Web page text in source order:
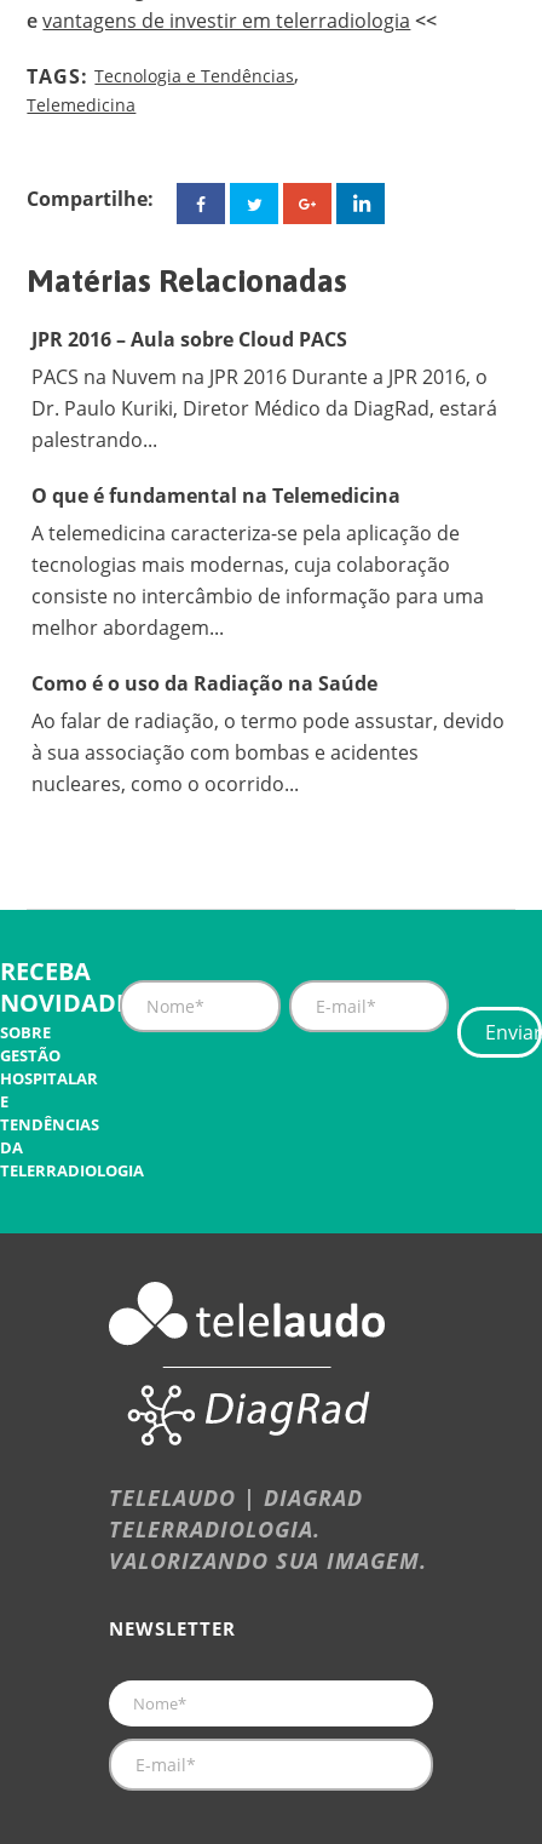
evantagens de investir em telerradiologia <<
TAGS: Tecnologia e Tendências,
Telemedicina
Compartilhe: FacebookTwitterGoogle+
Matérias Relacionadas
JPR 2016 – Aula sobre Cloud PACS
PACS na Nuvem na JPR 2016 Durante a JPR 2016, o
Dr. Paulo Kuriki, Diretor Médico da DiagRad, estará
palestrando...
O que é fundamental na Telemedicina
A telemedicina caracteriza-se pela aplicação de
tecnologias mais modernas, cuja colaboração
consiste no intercâmbio de informação para uma
melhor abordagem...
Como é o uso da Radiação na Saúde
Ao falar de radiação, o termo pode assustar, devido
à sua associação com bombas e acidentes
nucleares, como o ocorrido...
RECEBA
NOVIDADES
SOBRE
GESTÃO
HOSPITALAR
E
TENDÊNCIAS
DA
TELERRADIOLOGIA
TELELAUDO | DIAGRAD
TELERRADIOLOGIA.
VALORIZANDO SUA IMAGEM.
NEWSLETTER